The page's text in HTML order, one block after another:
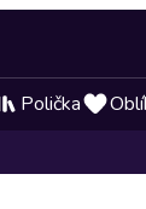
Polička